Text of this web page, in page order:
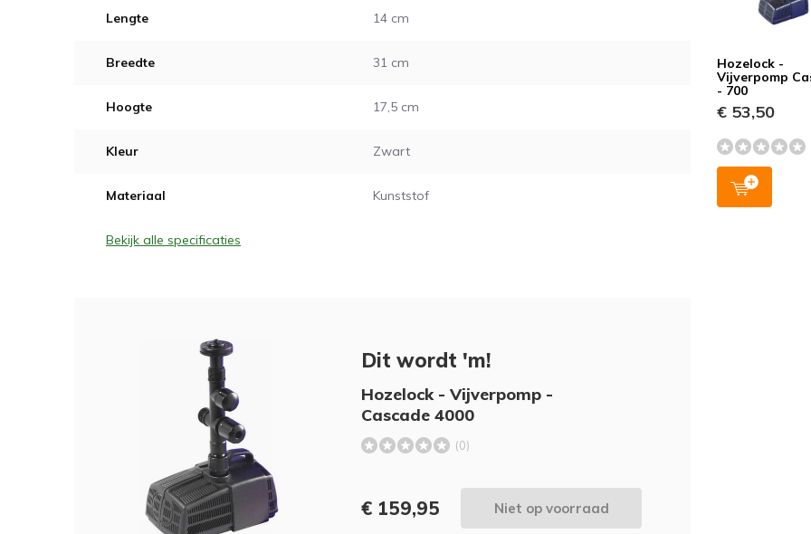
Lengte 14 cm
Breedte 31 cm
Hoogte 17,5 cm
Kleur Zwart
Materiaal Kunststof
Bekijk alle specificaties
Dit wordt 'm!
Hozelock - Vijverpomp -
Cascade 4000
(0)
€ 159,95 Niet op voorraad
Hozelock -
Vijverpomp
- 700
€ 53,50